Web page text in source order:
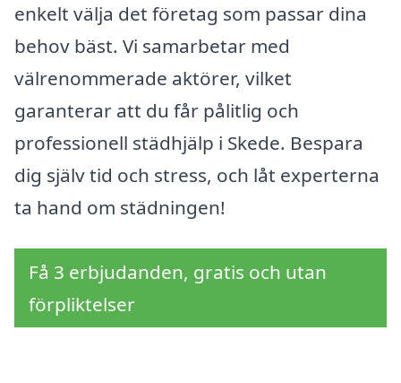
enkelt välja det företag som passar dina
behov bäst. Vi samarbetar med
välrenommerade aktörer, vilket
garanterar att du får pålitlig och
professionell städhjälp i Skede. Bespara
dig själv tid och stress, och låt experterna
ta hand om städningen!
Få 3 erbjudanden, gratis och utan
förpliktelser